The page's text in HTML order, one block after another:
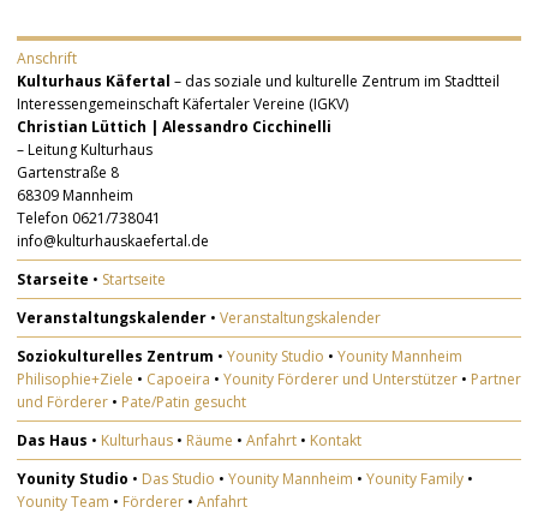
Anschrift
Kulturhaus Käfertal – das soziale und kulturelle Zentrum im Stadtteil
Interessengemeinschaft Käfertaler Vereine (IGKV)
Christian Lüttich | Alessandro Cicchinelli
– Leitung Kulturhaus
Gartenstraße 8
68309 Mannheim
Telefon 0621/738041
info@kulturhauskaefertal.de
Starseite • Startseite
Veranstaltungskalender • Veranstaltungskalender
Soziokulturelles Zentrum • Younity Studio • Younity Mannheim
Philisophie+Ziele • Capoeira • Younity Förderer und Unterstützer • Partner
und Förderer • Pate/Patin gesucht
Das Haus • Kulturhaus • Räume • Anfahrt • Kontakt
Younity Studio • Das Studio • Younity Mannheim • Younity Family •
Younity Team • Förderer • Anfahrt